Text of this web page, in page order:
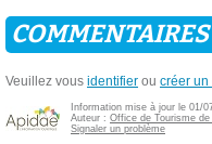
COMMENTAIRES
Veuillez vous identifier ou créer un
Information mise à jour le 01/
Auteur : Office de Tourisme
Signaler un problème